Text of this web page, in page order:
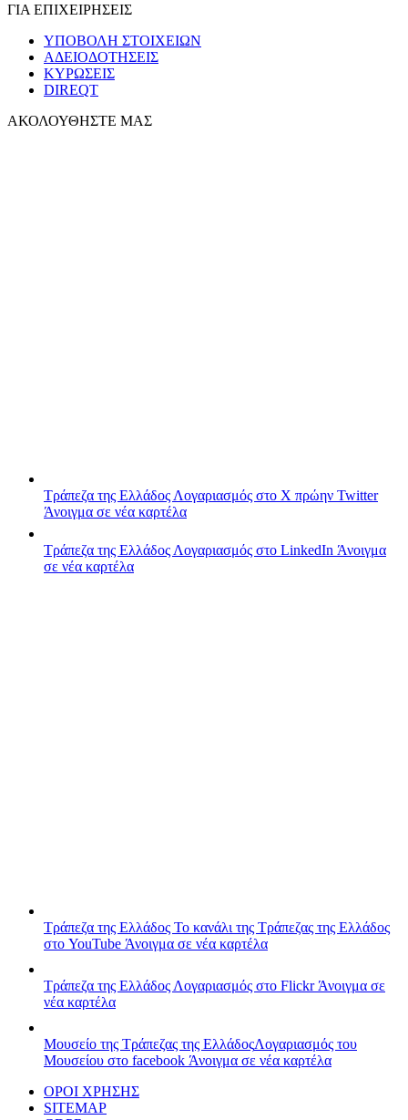
ΓΙΑ ΕΠΙΧΕΙΡΗΣΕΙΣ
ΥΠΟΒΟΛΗ ΣΤΟΙΧΕΙΩΝ
ΑΔΕΙΟΔΟΤΗΣΕΙΣ
ΚΥΡΩΣΕΙΣ
DIREQT
ΑΚΟΛΟΥΘΗΣΤΕ ΜΑΣ
Τράπεζα της Ελλάδος Λογαριασμός στο X πρώην Twitter
Άνοιγμα σε νέα καρτέλα
Τράπεζα της Ελλάδος Λογαριασμός στο LinkedIn Άνοιγμα
σε νέα καρτέλα
Τράπεζα της Ελλάδος Το κανάλι της Τράπεζας της Ελλάδος
στο YouTube Άνοιγμα σε νέα καρτέλα
Τράπεζα της Ελλάδος Λογαριασμός στο FlickrΆνοιγμα σε
νέα καρτέλα
Μουσείο της Τράπεζας της ΕλλάδοςΛογαριασμός του
Μουσείου στο facebook Άνοιγμα σε νέα καρτέλα
ΟΡΟΙ ΧΡΗΣΗΣ
SITEMAP